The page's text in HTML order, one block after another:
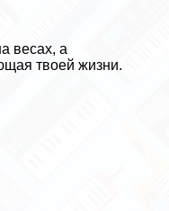
весах, а
твоей жизни.